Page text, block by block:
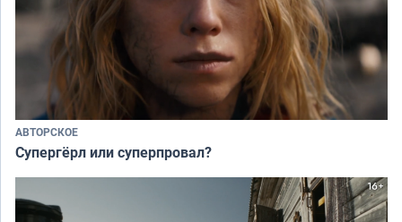
АВТОРСКОЕ
Супергёрл или суперпровал?